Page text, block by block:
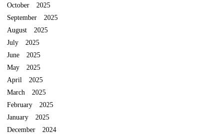
October 2025
September 2025
August 2025
July 2025
June 2025
May 2025
April 2025
March 2025
February 2025
January 2025
December 2024